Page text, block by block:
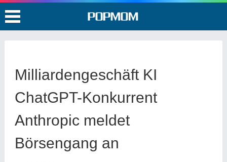
Milliardengeschäft KI
ChatGPT-Konkurrent
Anthropic meldet
Börsengang an